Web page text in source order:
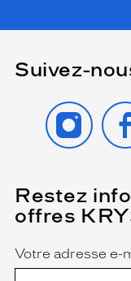
Suivez-
Restez
offres
Name
Votre adresse e-
(Ce
champ
est